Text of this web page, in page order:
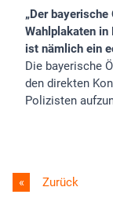
„Der
Wahlplakaten in
ist nämlich ein
Die bayerische
den direkten
Polizisten
Zurück